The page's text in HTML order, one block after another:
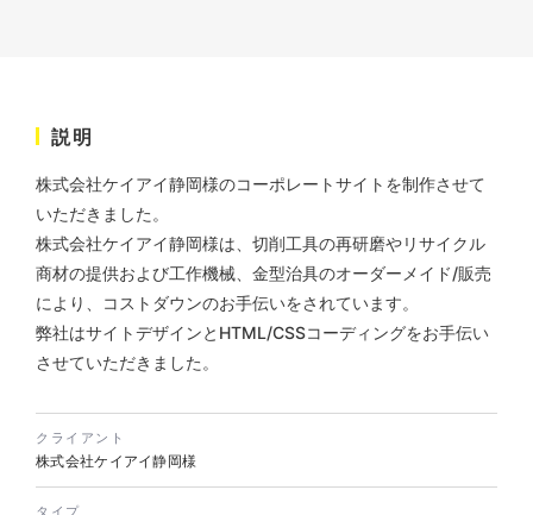
コーポレートサイト
#HTML/CSSコーディング
#レスポンシブWebデザイン
杉野屋様 立春大福チラシ
んぬいぐるみ
説明
株式会社ケイアイ静岡様のコーポレートサイトを制作させて
いただきました。
株式会社ケイアイ静岡様は、切削工具の再研磨やリサイクル
商材の提供および工作機械、金型治具のオーダーメイド/販売
により、コストダウンのお手伝いをされています。
弊社はサイトデザインとHTML/CSSコーディングをお手伝い
させていただきました。
クライアント
株式会社ケイアイ静岡様
タイプ